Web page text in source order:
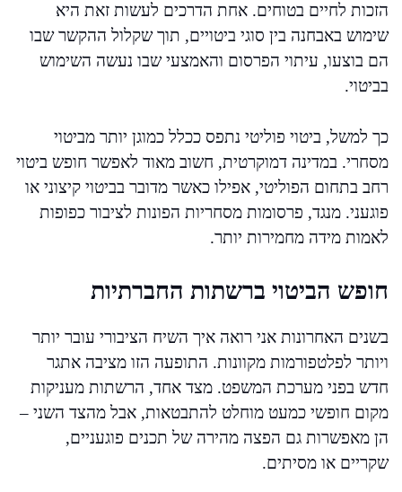
הזכות לחיים בטוחים. אחת הדרכים לעשות זאת היא
שימוש באבחנה בין סוגי ביטויים, תוך שקלול ההקשר שבו
הם בוצעו, עיתוי הפרסום והאמצעי שבו נעשה השימוש
בביטוי.
כך למשל, ביטוי פוליטי נתפס ככלל כמוגן יותר מביטוי
מסחרי. במדינה דמוקרטית, חשוב מאוד לאפשר חופש ביטוי
רחב בתחום הפוליטי, אפילו כאשר מדובר בביטוי קיצוני או
פוגעני. מנגד, פרסומות מסחריות הפונות לציבור כפופות
לאמות מידה מחמירות יותר.
חופש הביטוי ברשתות החברתיות
בשנים האחרונות אני רואה איך השיח הציבורי עובר יותר
ויותר לפלטפורמות מקוונות. התופעה הזו מציבה אתגר
חדש בפני מערכת המשפט. מצד אחד, הרשתות מעניקות
מקום חופשי כמעט מוחלט להתבטאות, אבל מהצד השני –
הן מאפשרות גם הפצה מהירה של תכנים פוגעניים,
שקריים או מסיתים.